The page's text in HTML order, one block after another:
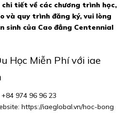
tiết về các chương trình học,
và quy trình đăng ký, vui lòng
sinh của Cao đẳng Centennial
Học Miễn Phí với iae
+84 974 96 96 23
https://iaeglobal.vn/hoc-bong